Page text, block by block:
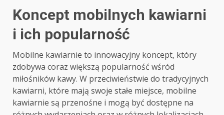
Koncept mobilnych kawiarni
i ich popularność
Mobilne kawiarnie to innowacyjny koncept, który
zdobywa coraz większą popularność wśród
miłośników kawy. W przeciwieństwie do tradycyjnych
kawiarni, które mają swoje stałe miejsce, mobilne
kawiarnie są przenośne i mogą być dostępne na